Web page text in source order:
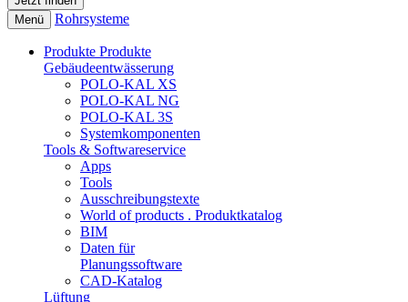
Menü Rohrsysteme
Produkte Produkte
Gebäudeentwässerung
POLO-KAL XS
POLO-KAL NG
POLO-KAL 3S
Systemkomponenten
Tools & Softwareservice
Apps
Tools
Ausschreibungstexte
World of products . Produktkatalog
BIM
Daten für
Planungssoftware
CAD-Katalog
Lüftung